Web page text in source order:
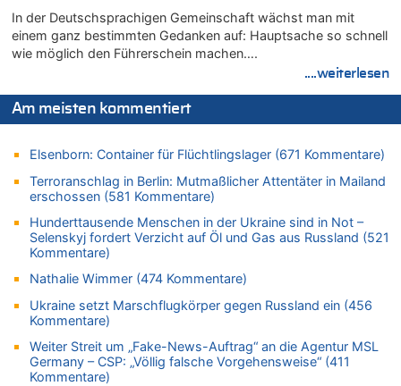
Leipzig, Mechernich und die Frage: Wer steckt hinter den
Drohnen mit Strengstoff? War es Russland?
Drohnen mit Strengstoff? War es Russland?
08.08.2026 - 20:19 von Peter G zu
Zwölf Jahre nach Aachener Bankraub: 70-Jähriger gefasst
Leipzig, Mechernich und die Frage: Wer steckt hinter den
Drohnen mit Strengstoff? War es Russland?
08.08.2026 - 20:16 von Dax zu
Wasserstand des Rheins in NRW so niedrig wie noch nie
08.08.2026 - 20:13 von Dax zu
08.08.2026 - 20:09 von Dax zu
08.08.2026 - 20:06 von Dax zu
Zweite Hitzewelle in diesem Sommer ist jetzt amtlich
In der Deutschsprachigen Gemeinschaft wächst man mit
einem ganz bestimmten Gedanken auf: Hauptsache so schnell
wie möglich den Führerschein machen….
....weiterlesen
Am meisten kommentiert
Elsenborn: Container für Flüchtlingslager (671 Kommentare)
Terroranschlag in Berlin: Mutmaßlicher Attentäter in Mailand
erschossen (581 Kommentare)
Hunderttausende Menschen in der Ukraine sind in Not –
Selenskyj fordert Verzicht auf Öl und Gas aus Russland (521
Kommentare)
Nathalie Wimmer (474 Kommentare)
Ukraine setzt Marschflugkörper gegen Russland ein (456
Kommentare)
Weiter Streit um „Fake-News-Auftrag“ an die Agentur MSL
Germany – CSP: „Völlig falsche Vorgehensweise“ (411
Kommentare)